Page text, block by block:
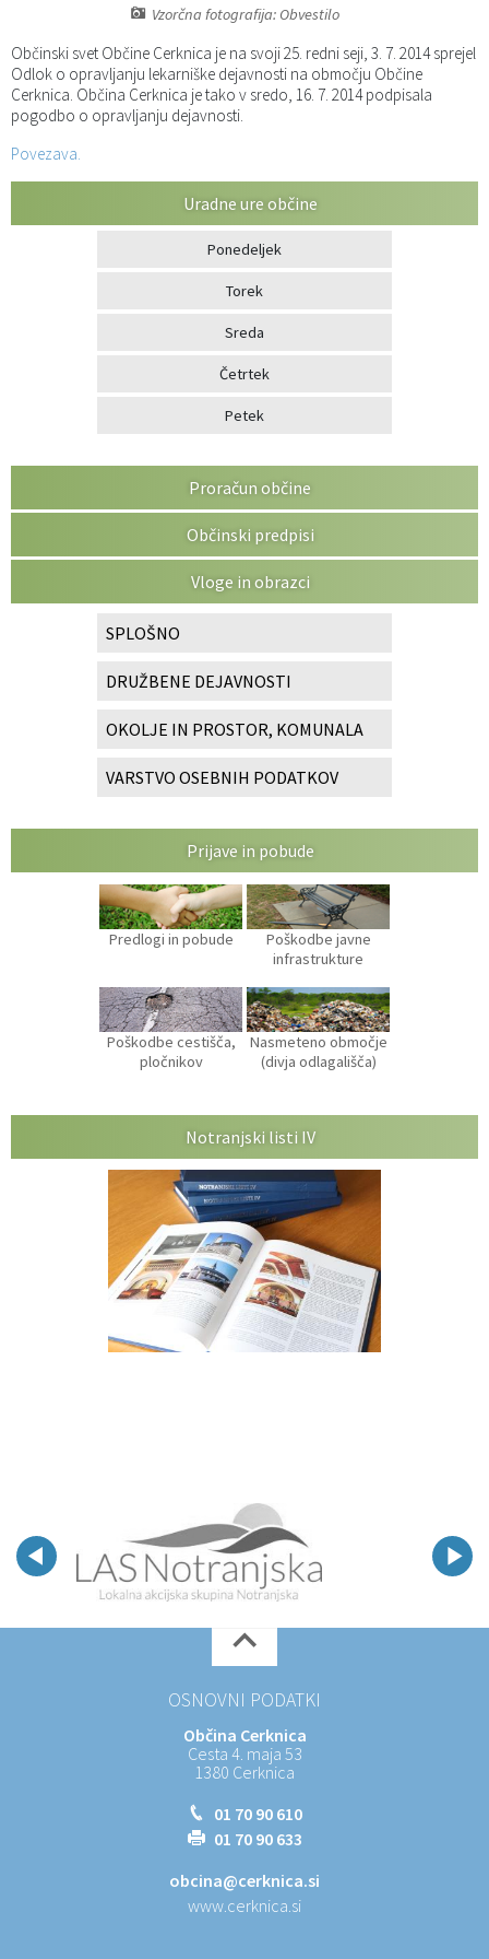
Vzorčna fotografija: Obvestilo
Občinski svet Občine Cerknica je na svoji 25. redni seji, 3. 7. 2014 sprejel
Odlok o opravljanju lekarniške dejavnosti na območju Občine
Cerknica. Občina Cerknica je tako v sredo, 16. 7. 2014 podpisala
pogodbo o opravljanju dejavnosti.
Povezava.
Uradne ure občine
Ponedeljek
Torek
Sreda
Četrtek
Petek
Proračun občine
Občinski predpisi
Vloge in obrazci
SPLOŠNO
DRUŽBENE DEJAVNOSTI
OKOLJE IN PROSTOR, KOMUNALA
VARSTVO OSEBNIH PODATKOV
Prijave in pobude
Predlogi in pobude
Poškodbe javne
infrastrukture
Poškodbe cestišča,
pločnikov
Nasmeteno območje
(divja odlagališča)
Notranjski listi IV
OSNOVNI PODATKI
Občina Cerknica
Cesta 4. maja 53
1380 Cerknica
01 70 90 610
01 70 90 633
obcina@cerknica.si
www.cerknica.si
Vizitka občine Svet za preventivo in vzgojo v cestnem prometu
Služba za stanovanjsko dejavnost
Služba za družbene dejavnosti
Služba za gospodarstvo, turizem in kmetijstvo
Strategije in koncepti